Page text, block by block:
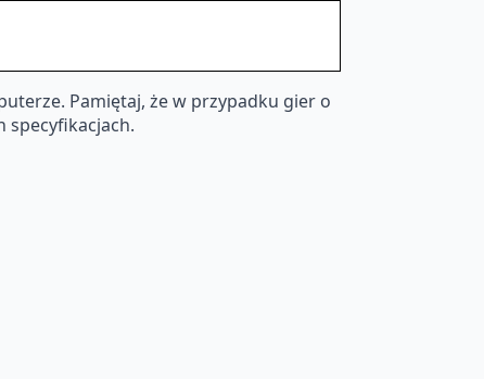
Pamiętaj, że w przypadku gier o
specyfikacjach.